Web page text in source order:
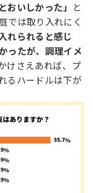
おいしかった」
と
では取り入れにく
れられると感じ
ったが、調理イメ
けさえあれば、プ
るハードルは下が